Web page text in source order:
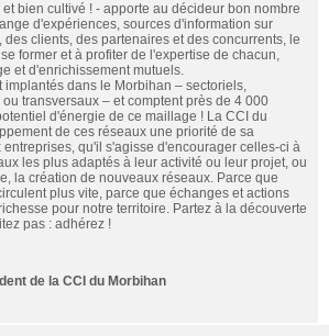
bien cultivé ! - apporte au décideur bon nombre
d'expériences, sources d'information sur
des clients, des partenaires et des concurrents, le
former et à profiter de l'expertise de chacun,
et d'enrichissement mutuels.
implantés dans le Morbihan – sectoriels,
transversaux – et comptent près de 4 000
d'énergie de ce maillage ! La CCI du
de ces réseaux une priorité de sa
qu'il s'agisse d'encourager celles-ci à
les plus adaptés à leur activité ou leur projet, ou
la création de nouveaux réseaux. Parce que
plus vite, parce que échanges et actions
pour notre territoire. Partez à la découverte
pas : adhérez !
de la CCI du Morbihan